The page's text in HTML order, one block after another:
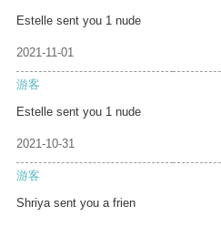
Estelle sent you 1 nude
2021-11-01
游客
Estelle sent you 1 nude
2021-10-31
游客
Shriya sent you a frien